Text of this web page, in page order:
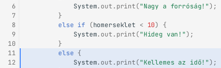
6
7
8
9
10
11
12
System. out . print( "Nagy a forróság!");
}
else if (homerseklet < 10)
{
System. out . print( "Hideg van!");
}
else {
System. out . print( "Kellemes az idő!");